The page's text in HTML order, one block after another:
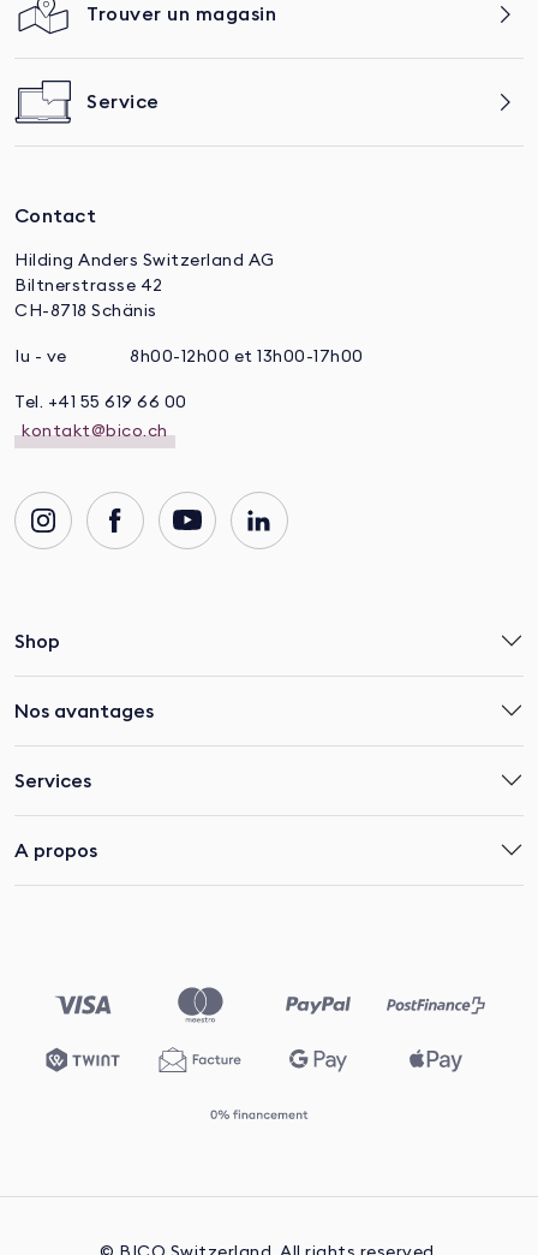
Trouver un magasin
Service
Contact
Hilding Anders Switzerland AG
Biltnerstrasse 42
CH-8718 Schänis
lu - ve 8h00-12h00 et 13h00-17h00
Tel. +41 55 619 66 00
kontakt@bico.ch
Shop
Nos avantages
Services
A propos